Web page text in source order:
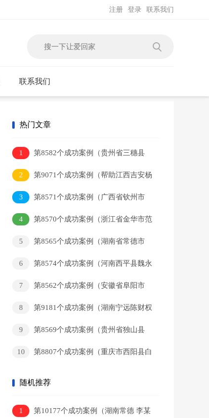
联系我们
登录
注册
联系我们
热门文章
1
第8582个成功案例（贵州省三穗县
吴某本回家）
2
第9071个成功案例（帮助江西吉安杨
某平）
3
第8571个成功案例（广西省钦州市
李某健回家）
4
第8570个成功案例（浙江省金华市范
5
第8565个成功案例（湖南省常德市
6
第8574个成功案例（河南西平县魏永
7
第8562个成功案例（安徽省阜阳市
8
第9181个成功案例（湖南宁远陈财权
9
第8569个成功案例（贵州省独山县
10
第8807个成功案例（重庆市西阳县白
随机推荐
1
第10177个成功案例（湖南常德 李某